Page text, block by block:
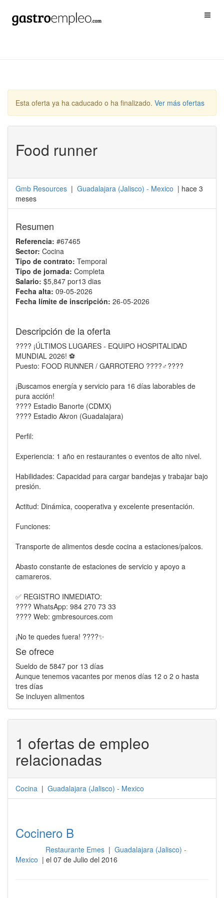
Esta oferta ya ha caducado o ha finalizado. Ver más ofertas
Food runner
Gmb Resources | Guadalajara (Jalisco) - Mexico | hace 3
meses
Resumen
Referencia: #67465
Sector: Cocina
Tipo de contrato: Temporal
Tipo de jornada: Completa
Salario: $5,847 por13 dias
Fecha alta: 09-05-2026
Fecha límite de inscripción: 26-05-2026
Descripción de la oferta
???? ¡ÚLTIMOS LUGARES - EQUIPO HOSPITALIDAD
MUNDIAL 2026! ⚽
Puesto: FOOD RUNNER / GARROTERO ????‍♂️????️
¡Buscamos energía y servicio para 16 días laborables de
pura acción!
???? Estadio Banorte (CDMX)
???? Estadio Akron (Guadalajara)
Perfil:
Experiencia: 1 año en restaurantes o eventos de alto nivel.
Habilidades: Capacidad para cargar bandejas y trabajar bajo
presión.
Actitud: Dinámica, cooperativa y excelente presentación.
Funciones:
Transporte de alimentos desde cocina a estaciones/palcos.
Abasto constante de estaciones de servicio y apoyo a
camareros.
✅ REGISTRO INMEDIATO:
???? WhatsApp: 984 270 73 33
???? Web: gmbresources.com
¡No te quedes fuera! ????✨
Se ofrece
Sueldo de 5847 por 13 días
Aunque tenemos vacantes por menos días 12 o 2 o hasta
tres días
Se incluyen alimentos
1 ofertas de empleo
relacionadas
Cocina | Guadalajara (Jalisco) - Mexico
Cocinero B
Restaurante Emes | Guadalajara (Jalisco) -
Mexico | el 07 de Julio del 2016